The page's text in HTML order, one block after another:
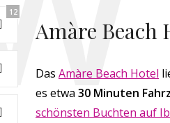
12
Amàre Beach
Das Amàre Beach Hotel
es etwa 30 Minuten
schönsten Buchten auf